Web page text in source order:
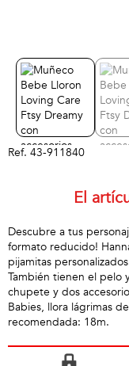
Ref. 43-911840
El
Descubre a tus
formato reducido!
pijamitas
También tienen el pelo
chupete y dos
Babies, llora lágrimas
recomendada: 18m.